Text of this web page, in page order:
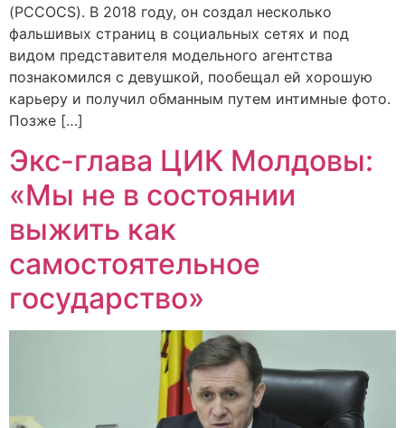
(PCCOCS). В 2018 году, он создал несколько
фальшивых страниц в социальных сетях и под
видом представителя модельного агентства
познакомился с девушкой, пообещал ей хорошую
карьеру и получил обманным путем интимные фото.
Позже […]
Экс-глава ЦИК Молдовы:
«Мы не в состоянии
выжить как
самостоятельное
государство»